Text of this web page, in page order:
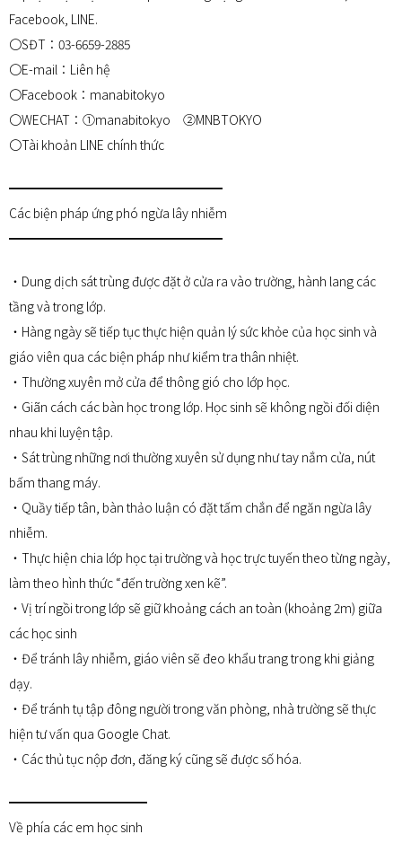
Facebook, LINE.
〇SĐT：03-6659-2885
〇E-mail：Liên hệ
〇Facebook：manabitokyo
〇WECHAT：①manabitokyo ②MNBTOKYO
〇Tài khoản LINE chính thức
━━━━━━━━━━━━━━━━━
Các biện pháp ứng phó ngừa lây nhiễm
━━━━━━━━━━━━━━━━━
・Dung dịch sát trùng được đặt ở cửa ra vào trường, hành lang các
tầng và trong lớp.
・Hàng ngày sẽ tiếp tục thực hiện quản lý sức khỏe của học sinh và
giáo viên qua các biện pháp như kiểm tra thân nhiệt.
・Thường xuyên mở cửa để thông gió cho lớp học.
・Giãn cách các bàn học trong lớp. Học sinh sẽ không ngồi đối diện
nhau khi luyện tập.
・Sát trùng những nơi thường xuyên sử dụng như tay nắm cửa, nút
bấm thang máy.
・Quầy tiếp tân, bàn thảo luận có đặt tấm chắn để ngăn ngừa lây
nhiễm.
・Thực hiện chia lớp học tại trường và học trực tuyến theo từng ngày,
làm theo hình thức “đến trường xen kẽ”.
・Vị trí ngồi trong lớp sẽ giữ khoảng cách an toàn (khoảng 2m) giữa
các học sinh
・Để tránh lây nhiễm, giáo viên sẽ đeo khẩu trang trong khi giảng
dạy.
・Để tránh tụ tập đông người trong văn phòng, nhà trường sẽ thực
hiện tư vấn qua Google Chat.
・Các thủ tục nộp đơn, đăng ký cũng sẽ được số hóa.
━━━━━━━━━━━
Về phía các em học sinh